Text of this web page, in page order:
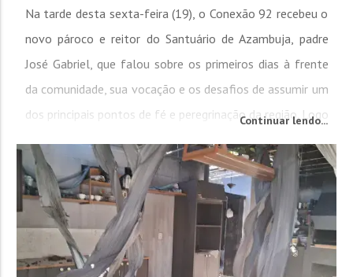
Na tarde desta sexta-feira (19), o Conexão 92 recebeu o
novo pároco e reitor do Santuário de Azambuja, padre
José Gabriel, que falou sobre os primeiros dias à frente
da comunidade, sua vocação e os desafios de assumir um
dos principais pontos de fé e peregrinação da região. Logo
sacerdote: 27 anos. Ao comentar a chegada de padres
mais jovens...
Continuar lendo...